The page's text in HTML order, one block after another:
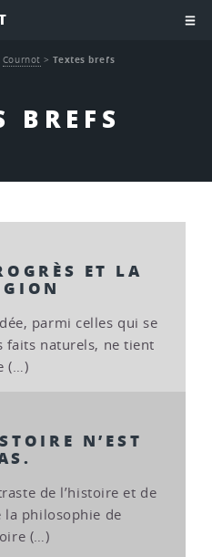
BREFS
Cournot >Textes brefs
ET LA
parmi celles qui se
faits naturels, ne tient
(…)
N’EST
de l’histoire et de
la philosophie de
(…)